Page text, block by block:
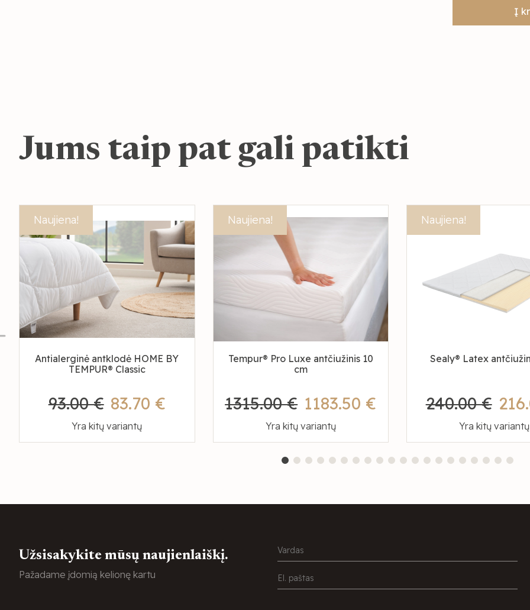
Į
Jums taip pat gali patikti
Akcija!
Naujiena!
Antialerginė antklodė HOME BY
TEMPUR® Classic
83.70 €
93.00 €
Yra kitų variantų
Akcija!
Naujiena!
Tempur® Pro Luxe antčiužinis 10
cm
1183.50 €
1315.00 €
Yra kitų variantų
Akcija!
Naujiena!
Sealy® Latex
240.00 €
Yra kitų variantų
Užsisakykite mūsų naujienlaiškį.
Pažadame įdomią kelionę kartu